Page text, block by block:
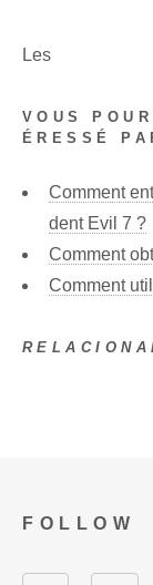
Les
VOUS
ÉRESSÉ
Comment
dent Evil 7 ?
Comment
Comment
FOLLOW